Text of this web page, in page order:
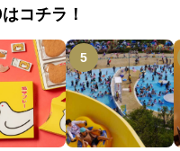
コチラ！